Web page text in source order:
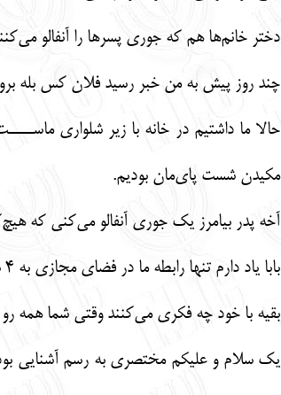
دختر خانم‌ها هم که جوری پسرها را آنفالو
چند روز پیش به من خبر رسید فلان کس بله
حالا ما داشتیم در خانه با زیر شلواری
مکیدن شست پای‌مان بودیم.
آخه پدر بیامرز یک جوری آنفالو می‌کنی که
بابا یاد دارم تنها رابطه ما در فضای مجازی به 4 سال پیش برمی‌گردد که دست‌مان خورد استوری تو راseen کردیم تو هم پاسخ دادی ممنون از توجه شما.
بقیه با خود چه فکری می‌کنند وقتی شما همه
یک سلام و علیکم مختصری به رسم آشنایی بوده